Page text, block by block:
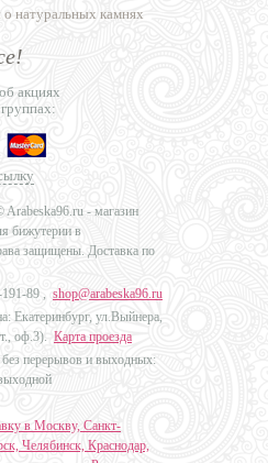
натуральных камнях
акциях
- магазин
бижутерии в
защищены. Доставка по
89 , shop@arabeska96.ru
Екатеринбург, ул.Выйнера,
оф.3). Карта проезда
перерывов и выходных:
в Москву, Санкт-
Челябинск, Краснодар,